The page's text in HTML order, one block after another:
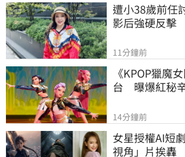
遭小38歲前任
影后強硬反擊
11分鐘前
《KPOP獵魔
台　曝爆紅秘
14分鐘前
女星授權AI短
視角」片挨轟